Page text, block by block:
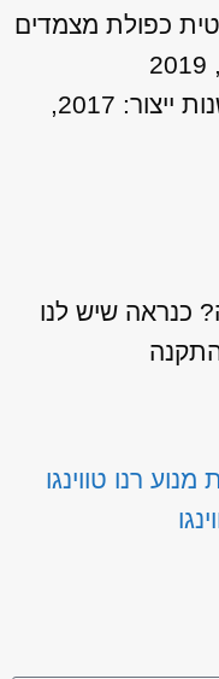
רובוטית כפולת מצמדים
רנו טווינגו 1.0 בנזין ידני Life שנות ייצור: 2017,
שיש לנו
רנו טווינגו